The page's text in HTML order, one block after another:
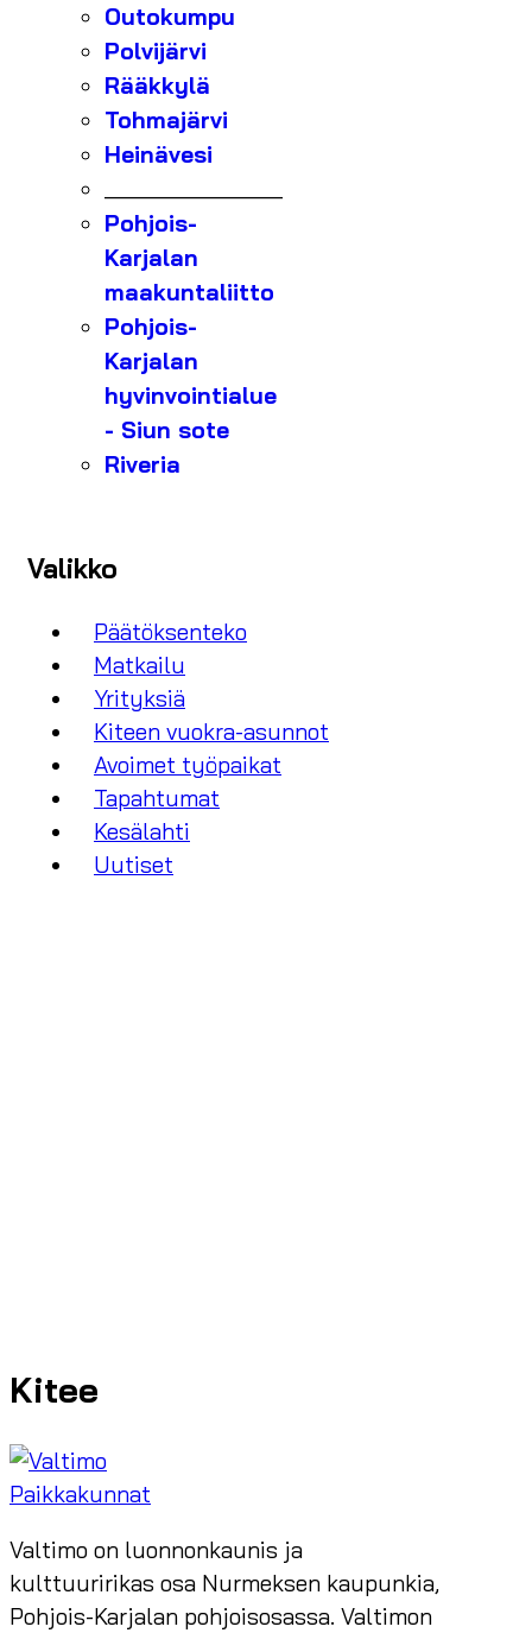
Outokumpu
Polvijärvi
Rääkkylä
Tohmajärvi
Heinävesi
Pohjois-
Karjalan
maakuntaliitto
Pohjois-
Karjalan
hyvinvointialue
- Siun sote
Riveria
Valikko
Päätöksenteko
Matkailu
Yrityksiä
Kiteen vuokra-asunnot
Avoimet työpaikat
Tapahtumat
Kesälahti
Uutiset
Kitee
Paikkakunnat
Valtimo on luonnonkaunis ja
kulttuuririkas osa Nurmeksen kaupunkia,
Pohjois-Karjalan pohjoisosassa. Valtimon